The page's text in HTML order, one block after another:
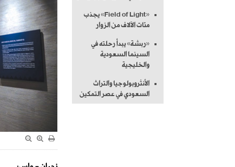
«Field of Light» يجذب
مئات الآلاف من الزوار
«ربشة» يبدأ رحلته في
السينما السعودية
والخليجية
الأنثروبولوجيا والتراث
السعودي في عصر التمكين